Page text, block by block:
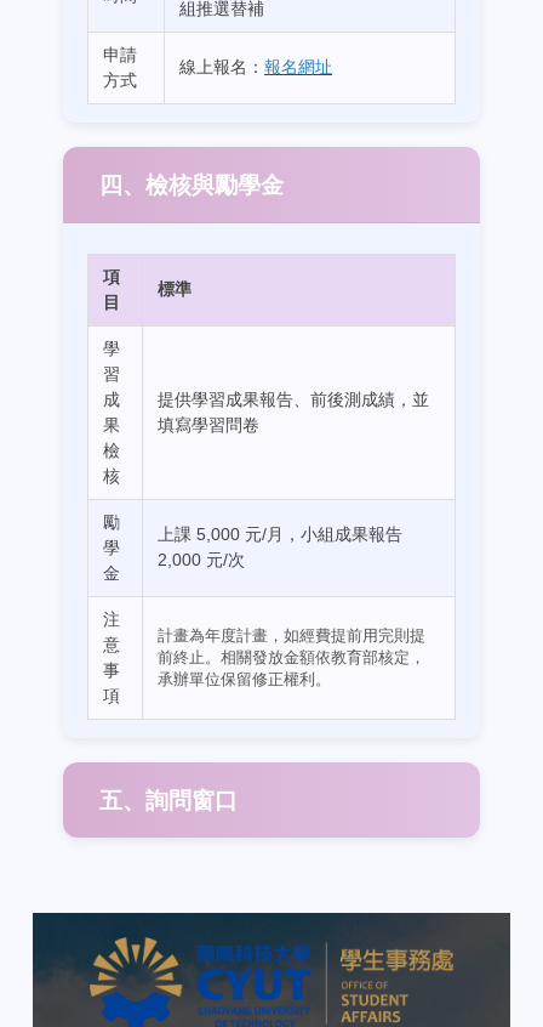
組推選替補
申請
方式
線上報名： 報名網址
四、檢核與勵學金
項
目
標準
學
習
成
果
檢
核
提供學習成果報告、前後測成績，並
填寫學習問卷
勵
學
金
上課 5,000 元/月，小組成果報告
2,000 元/次
注
意
事
項
計畫為年度計畫，如經費提前用完則提
前終止。相關發放金額依教育部核定，
承辦單位保留修正權利。
五、詢問窗口